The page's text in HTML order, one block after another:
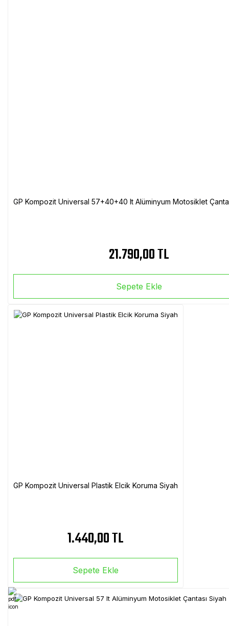
GP Kompozit Universal 57+40+40 lt Alüminyum Motosiklet
21.790,00 TL
Sepete Ekle
GP Kompozit Universal Plastik Elcik Koruma Siyah
1.440,00 TL
Sepete Ekle